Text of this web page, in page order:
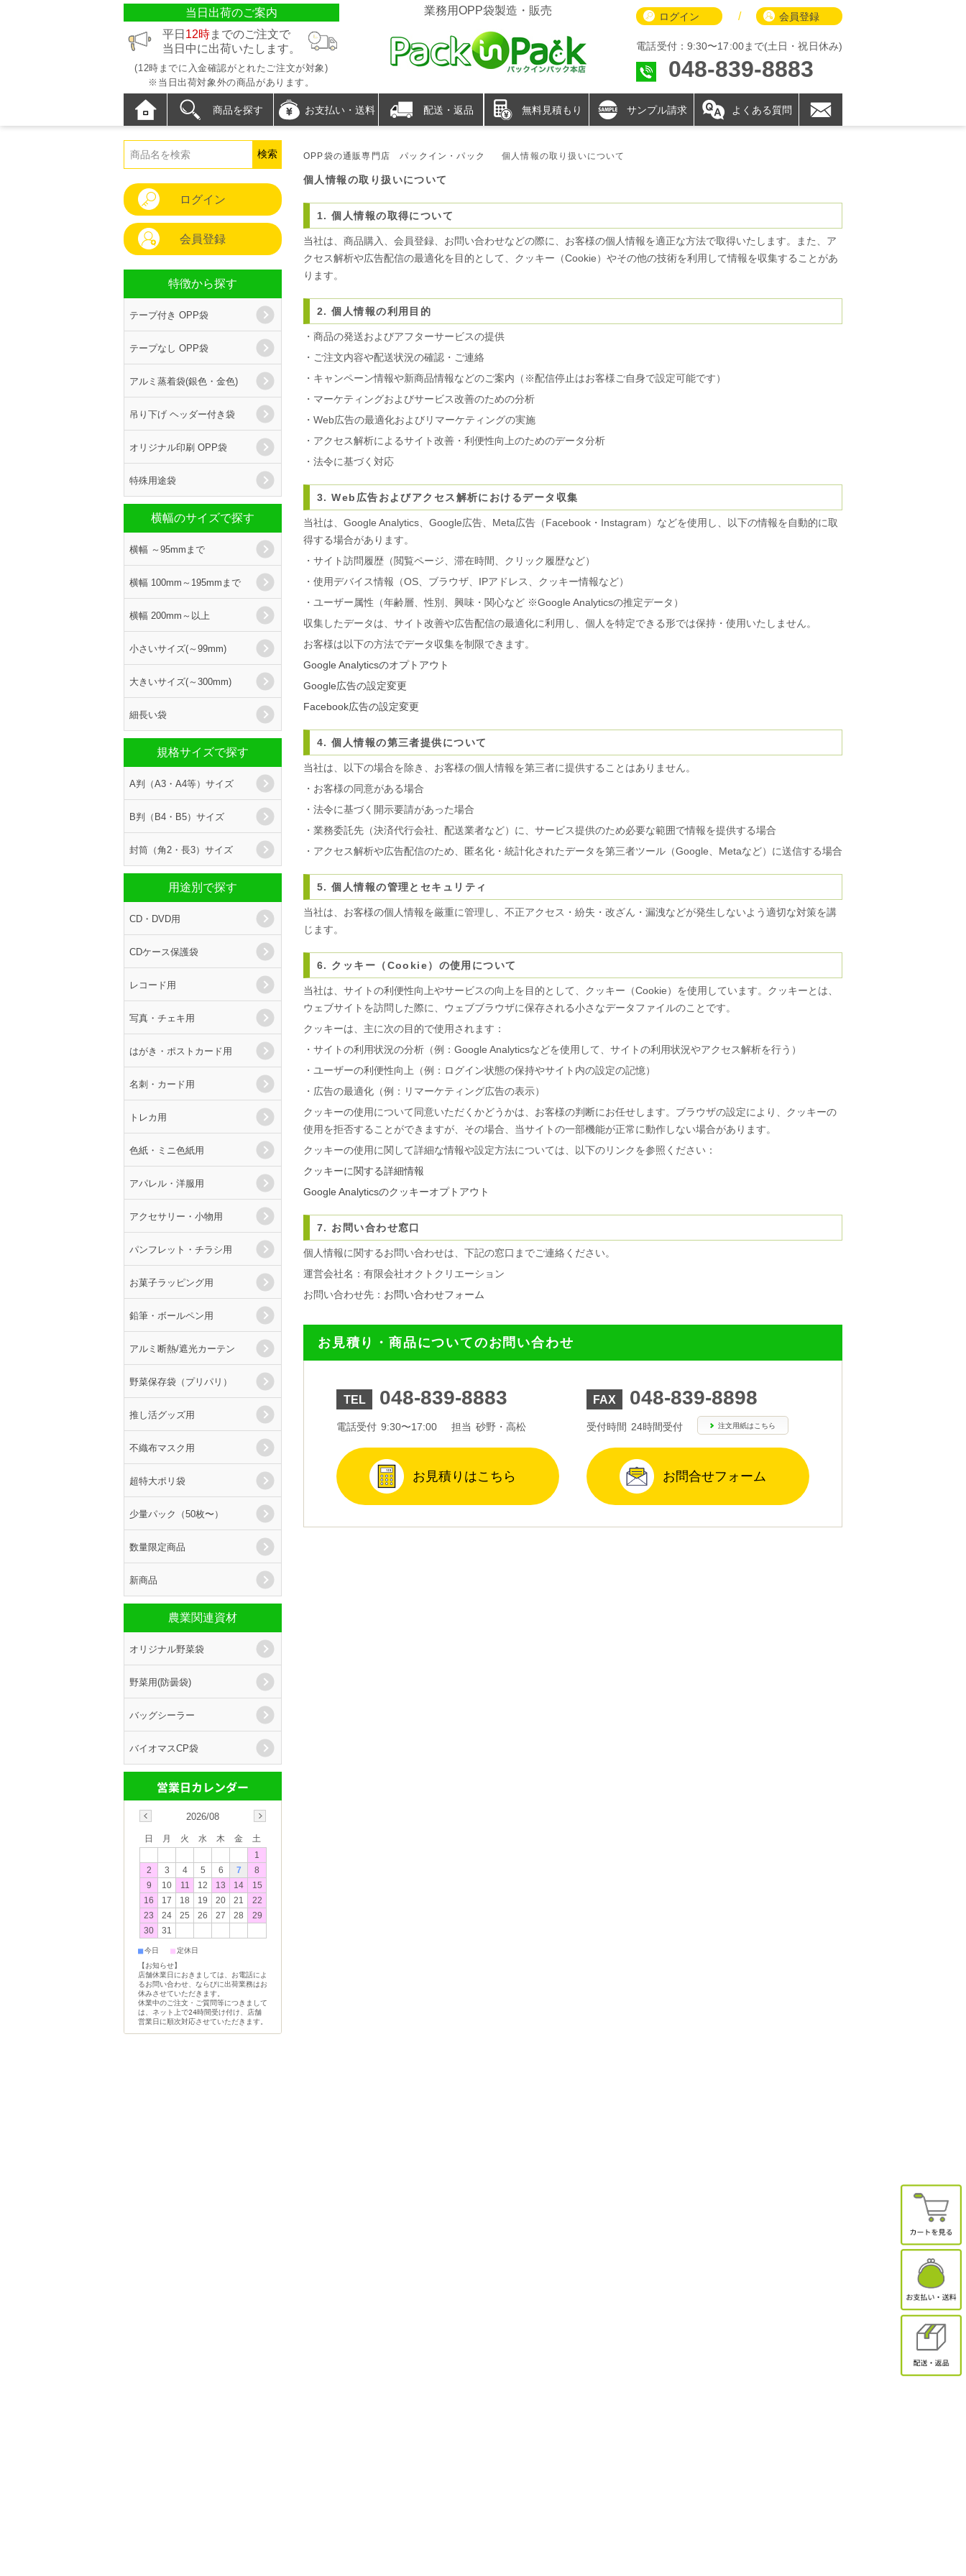
当日出荷のご案内
平日 12時までのご注文で
当日中に出荷いたします。
(12時までに入金確認がとれたご注文が対象)
※当日出荷対象外の商品があります。
業務用OPP袋製造・販売 ログイン / 会員登録
電話受付：9:30〜17:00まで(土日・祝日休み)
048-839-8883
商品を探す お支払い・送料 配送・返品 無料見積もり サンプル請求 よくある質問
OPP袋の通販専門店 パックイン・パック 個人情報の取り扱いについて
個人情報の取り扱いについて
1. 個人情報の取得について
当社は、商品購入、会員登録、お問い合わせなどの際に、お客様の個人情報を適正な方法で取得いたします。また、ア
クセス解析や広告配信の最適化を目的として、クッキー（Cookie）やその他の技術を利用して情報を収集することがあ
ります。
2. 個人情報の利用目的
・商品の発送およびアフターサービスの提供
・ご注文内容や配送状況の確認・ご連絡
・キャンペーン情報や新商品情報などのご案内（※配信停止はお客様ご自身で設定可能です）
・マーケティングおよびサービス改善のための分析
・Web広告の最適化およびリマーケティングの実施
・アクセス解析によるサイト改善・利便性向上のためのデータ分析
・法令に基づく対応
3. Web広告およびアクセス解析におけるデータ収集
当社は、Google Analytics、Google広告、Meta広告（Facebook・Instagram）などを使用し、以下の情報を自動的に取
得する場合があります。
・サイト訪問履歴（閲覧ページ、滞在時間、クリック履歴など）
・使用デバイス情報（OS、ブラウザ、IPアドレス、クッキー情報など）
・ユーザー属性（年齢層、性別、興味・関心など ※Google Analyticsの推定データ）
収集したデータは、サイト改善や広告配信の最適化に利用し、個人を特定できる形では保持・使用いたしません。
お客様は以下の方法でデータ収集を制限できます。
Google Analyticsのオプトアウト
Google広告の設定変更
Facebook広告の設定変更
4. 個人情報の第三者提供について
当社は、以下の場合を除き、お客様の個人情報を第三者に提供することはありません。
・お客様の同意がある場合
・法令に基づく開示要請があった場合
・業務委託先（決済代行会社、配送業者など）に、サービス提供のため必要な範囲で情報を提供する場合
・アクセス解析や広告配信のため、匿名化・統計化されたデータを第三者ツール（Google、Metaなど）に送信する場合
5. 個人情報の管理とセキュリティ
当社は、お客様の個人情報を厳重に管理し、不正アクセス・紛失・改ざん・漏洩などが発生しないよう適切な対策を講
じます。
6. クッキー（Cookie）の使用について
当社は、サイトの利便性向上やサービスの向上を目的として、クッキー（Cookie）を使用しています。クッキーとは、
ウェブサイトを訪問した際に、ウェブブラウザに保存される小さなデータファイルのことです。
クッキーは、主に次の目的で使用されます：
・サイトの利用状況の分析（例：Google Analyticsなどを使用して、サイトの利用状況やアクセス解析を行う）
・ユーザーの利便性向上（例：ログイン状態の保持やサイト内の設定の記憶）
・広告の最適化（例：リマーケティング広告の表示）
クッキーの使用について同意いただくかどうかは、お客様の判断にお任せします。ブラウザの設定により、クッキーの
使用を拒否することができますが、その場合、当サイトの一部機能が正常に動作しない場合があります。
クッキーの使用に関して詳細な情報や設定方法については、以下のリンクを参照ください：
クッキーに関する詳細情報
Google Analyticsのクッキーオプトアウト
7. お問い合わせ窓口
個人情報に関するお問い合わせは、下記の窓口までご連絡ください。
運営会社名： 有限会社オクトクリエーション
お問い合わせ先： お問い合わせフォーム
お見積り・商品についてのお問い合わせ
TEL 048-839-8883
電話受付 9:30〜17:00 担当 砂野・高松
お見積りはこちら
FAX 048-839-8898
受付時間 24時間受付 注文用紙はこちら
お問合せフォーム
ログイン
会員登録
特徴から探す
テープ付き OPP袋
テープなし OPP袋
アルミ蒸着袋(銀色・金色)
吊り下げ ヘッダー付き袋
オリジナル印刷 OPP袋
特殊用途袋
横幅のサイズで探す
横幅 ～95mmまで
横幅 100mm～195mmまで
横幅 200mm～以上
小さいサイズ(～99mm)
大きいサイズ(～300mm)
細長い袋
規格サイズで探す
A判（A3・A4等）サイズ
B判（B4・B5）サイズ
封筒（角2・長3）サイズ
用途別で探す
CD・DVD用
CDケース保護袋
レコード用
写真・チェキ用
はがき・ポストカード用
名刺・カード用
トレカ用
色紙・ミニ色紙用
アパレル・洋服用
アクセサリー・小物用
パンフレット・チラシ用
お菓子ラッピング用
鉛筆・ボールペン用
アルミ断熱/遮光カーテン
野菜保存袋（プリパリ）
推し活グッズ用
不織布マスク用
超特大ポリ袋
少量パック（50枚〜）
数量限定商品
新商品
農業関連資材
オリジナル野菜袋
野菜用(防曇袋)
バッグシーラー
バイオマスCP袋
2026/08
日 月 火 水 木 金
土
1
2
3 4 5 6 7
8
9
10 11 12 13 14
15
16
17 18 19 20 21
22
23
24 25 26 27 28
29
30
31
■今日 ■定休日
【お知らせ】
店舗休業日におきましては、お電話によ
るお問い合わせ、ならびに出荷業務はお
休みさせていただきます。
休業中のご注文・ご質問等につきまして
は、ネット上で24時間受け付け、店舗
営業日に順次対応させていただきます。